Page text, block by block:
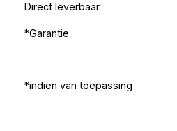
Direct leverbaar
*Garantie
*indien van toepassing